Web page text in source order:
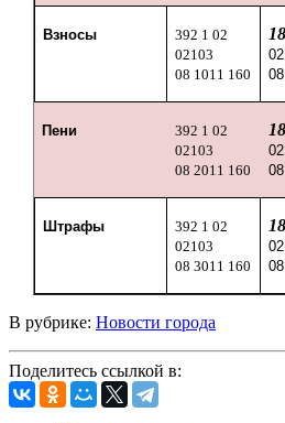
Взносы
392 1 02
02103
08 1011 160
08
Пени
392 1 02
02103
08 2011 160
08
Штрафы
392 1 02
02103
08 3011 160
08
В рубрике: Новости города
Поделитесь ссылкой в: